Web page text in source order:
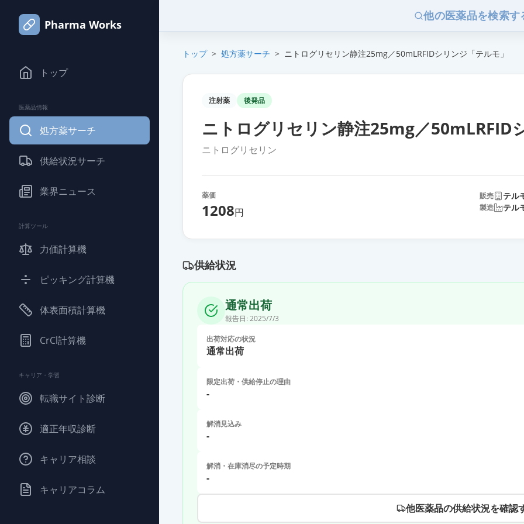
Pharma Works
トップ
医薬品情報
処方薬サーチ
供給状況サーチ
業界ニュース
計算ツール
力価計算機
ピッキング計算機
体表面積計算機
CrCl計算機
キャリア・学習
転職サイト診断
適正年収診断
キャリア相談
キャリアコラム
他の医薬品を検索す
トップ > 処方薬サーチ > ニトログリセリン静注25mg／50mLRFIDシリンジ「テルモ」
注射薬 後発品
ニトログリセリン静注25mg／50mLRFID
ニトログリセリン
薬価
1208円
販売 テル
製造 テル
供給状況
通常出荷
報告日: 2025/7/3
出荷対応の状況
通常出荷
限定出荷・供給停止の理由
-
解消見込み
-
解消・在庫消尽の予定時期
-
他医薬品の供給状況を確認